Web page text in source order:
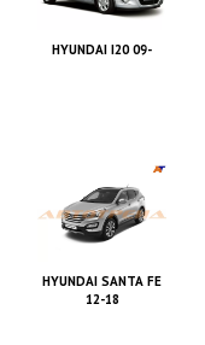
HYUNDAI I20 09-
HYUNDAI SANTA FE
12-18